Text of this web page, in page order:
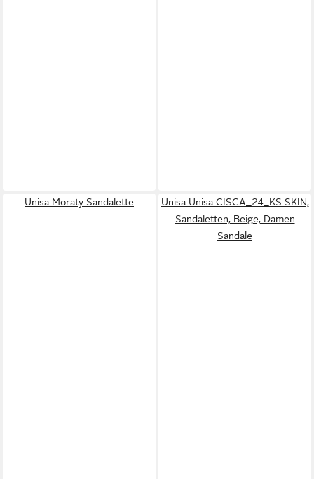
Unisa Moraty Sandalette
Unisa Unisa CISCA_24_KS SKIN,
Sandaletten, Beige, Damen
Sandale